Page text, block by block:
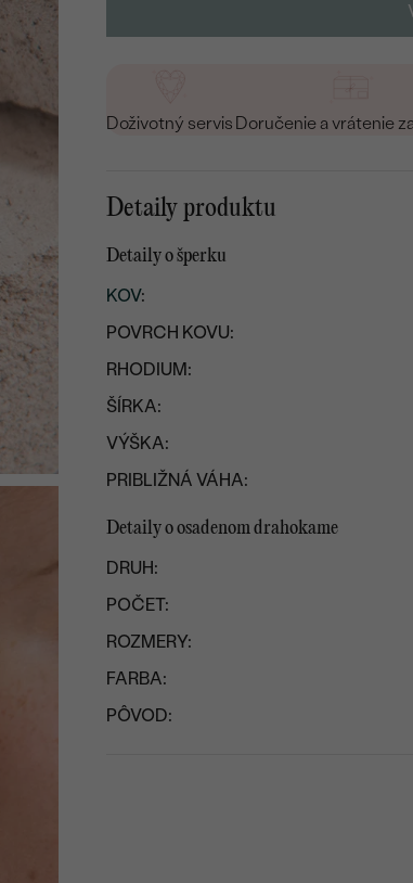
Doživotný servis Doručenie a vrátenie
Detaily produktu
Detaily o šperku
KOV:
POVRCH KOVU:
RHODIUM:
ŠÍRKA:
VÝŠKA:
PRIBLIŽNÁ VÁHA:
Detaily o osadenom drahokame
DRUH:
POČET:
ROZMERY:
FARBA:
PÔVOD: